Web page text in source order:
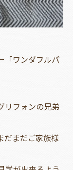
「ワンダフルパ
リフォンの兄弟
だまだご家族様